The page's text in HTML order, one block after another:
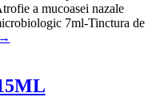
a mucoasei nazale
7ml-Tinctura de
→